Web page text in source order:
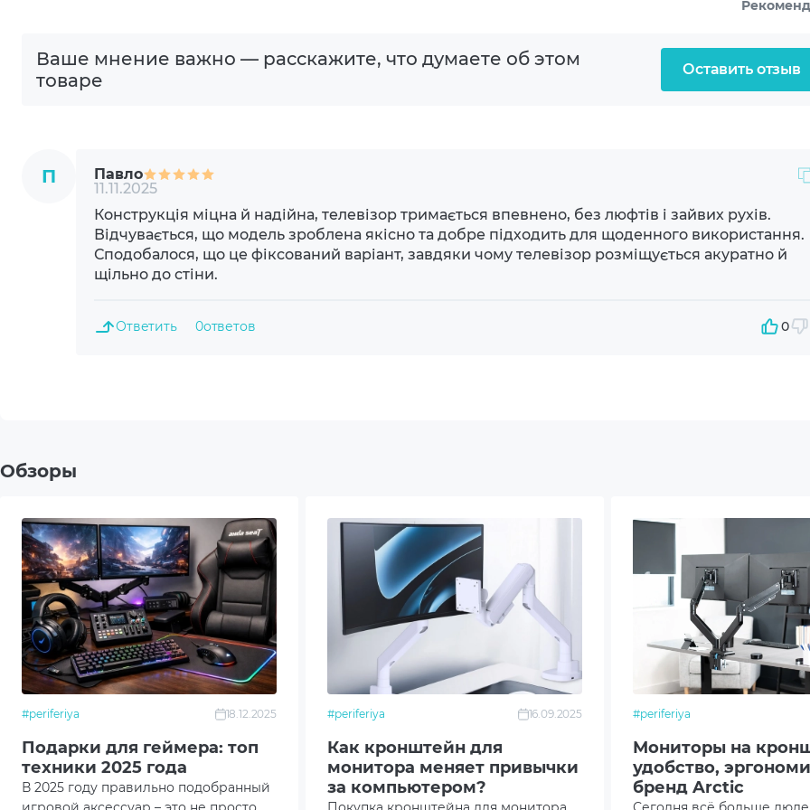
400x300
Регулировка
Дополнительный опционал/
возможности
Настенный
Комплектация
Страна-производитель товара
*Характеристики и комплектация товара могут изменяться изготовителем без уведомления.
Ваше мнение важно — расскажите, что думаете об этом
товаре
Оставить отзыв
П
Павло
11.11.2025
Конструкція міцна й надійна, телевізор тримається впевнено, без люфтів і зайвих рухів.
Відчувається, що модель зроблена якісно та добре підходить для щоденного використання.
Сподобалося, що це фіксований варіант, завдяки чому телевізор розміщується акуратно й
щільно до стіни.
Ответить 0ответов 0
Обзоры
#periferiya 18.12.2025
Подарки для геймера: топ
техники 2025 года
В 2025 году правильно подобранный
#periferiya 16.09.2025
Как кронштейн для
монитора меняет привычки
за компьютером?
#periferiya
Мониторы на
удобство,
бренд Arctic